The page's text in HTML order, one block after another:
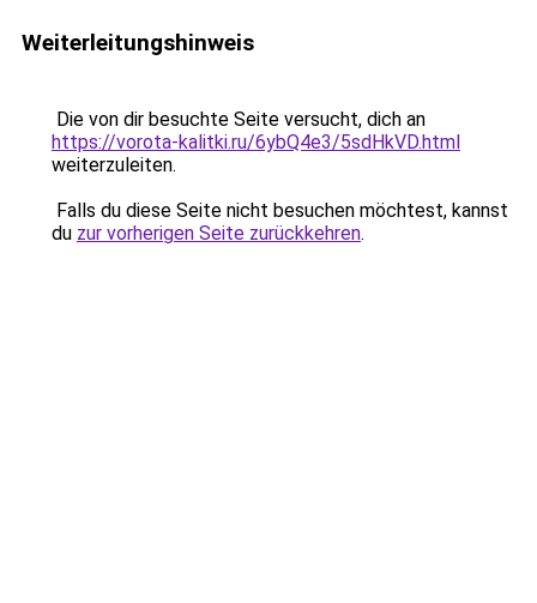
Weiterleitungshinweis
Die von dir besuchte Seite versucht, dich an
https://vorota-kalitki.ru/6ybQ4e3/5sdHkVD.html
weiterzuleiten.
Falls du diese Seite nicht besuchen möchtest, kannst
du zur vorherigen Seite zurückkehren.